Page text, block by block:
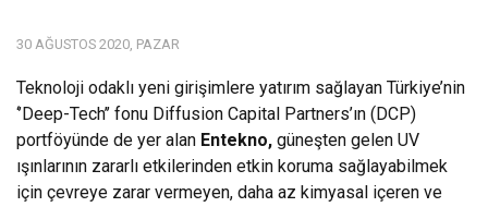
30 AĞUSTOS 2020, PAZAR
Teknoloji odaklı yeni girişimlere yatırım sağlayan Türkiye’nin
‘’Deep-Tech’’ fonu Diffusion Capital Partners’ın (DCP)
portföyünde de yer alan Entekno, güneşten gelen UV
ışınlarının zararlı etkilerinden etkin koruma sağlayabilmek
için çevreye zarar vermeyen, daha az kimyasal içeren ve